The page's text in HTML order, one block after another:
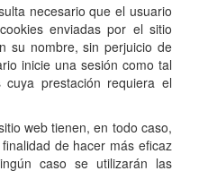
necesario que el usuario
enviadas por el sitio
su nombre, sin perjuicio de
inicie una sesión como tal
prestación requiera el
web tienen, en todo caso,
de hacer más eficaz
caso se utilizarán las